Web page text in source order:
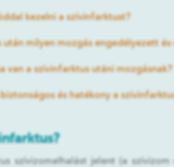
kezelni a szívinfarktust?
után milyen mozgás engedélyezett és
van a szívinfarktus utáni mozgásnak?
és hatékony a
szívizomelhalást jelent (a